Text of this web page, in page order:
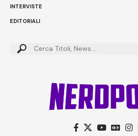
INTERVISTE
EDITORIALI